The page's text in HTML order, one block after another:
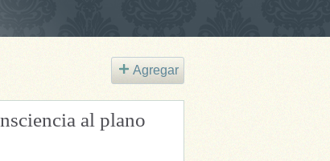
Agregar
al plano